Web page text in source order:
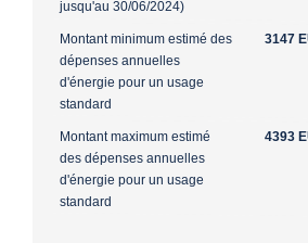
jusqu'au 30/06/2024)
Montant minimum estimé des
dépenses annuelles
d'énergie pour un usage
standard
3147
Montant maximum estimé
des dépenses annuelles
d'énergie pour un usage
standard
4393